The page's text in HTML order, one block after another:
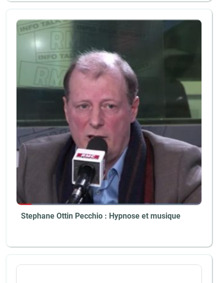
Stephane Ottin Pecchio : Hypnose et musique